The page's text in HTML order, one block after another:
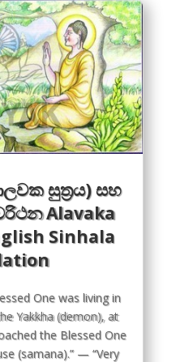
සුත්‍රය) සහ
Alavaka
Sinhala
One was living in
Yakkha (demon), at
the Blessed One
(samana).” — “Very